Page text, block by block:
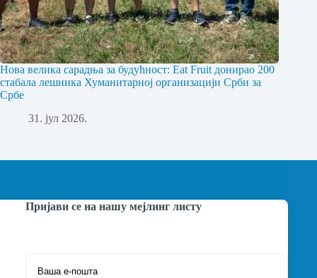
Нова велика сарадња за будућност: Eat Fruit донирао 200
стабала лешника Хуманитарној организацији Срби за
Србе
31. јул 2026.
Пријави се на нашу мејлинг листу